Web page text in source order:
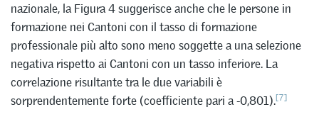
nazionale, la Figura 4 suggerisce anche che le persone in
formazione nei Cantoni con il tasso di formazione
professionale più alto sono meno soggette a una selezione
negativa rispetto ai Cantoni con un tasso inferiore. La
correlazione risultante tra le due variabili è
sorprendentemente forte (coefficiente pari a -0,801).[7]